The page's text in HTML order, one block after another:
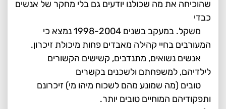
שהוכיחה את מה שכולנו יודעים גם בלי מחקר של אנשים
כבדי
משקל. במעקב בשנים 1998-2004 נמצא כי
המעורבים בחיי קהילה מאבדים פחות מיכולת זיכרון.
אנשים נשואים, מתנדבים, קשישים הקשורים
לילדיהם, למשפחתם ולשכנים בקשרים
טובים (מה שמונע מהם לשכוח מיהו מי) זיכרונם
ותפקודיהם המוחיים טובים יותר.